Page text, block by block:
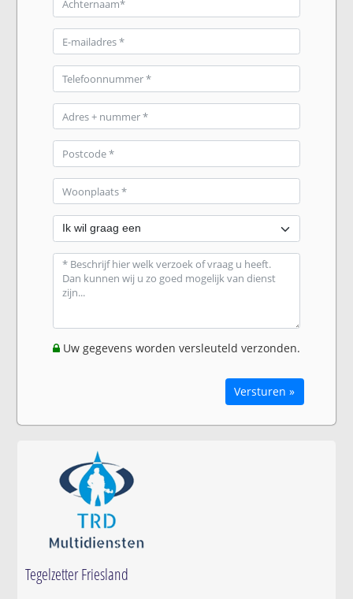
Uw gegevens worden versleuteld verzonden.
Versturen »
Tegelzetter Friesland